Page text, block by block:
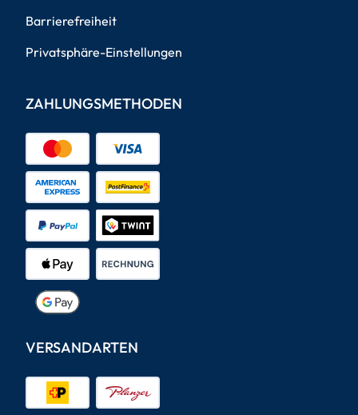
Barrierefreiheit
Privatsphäre-Einstellungen
ZAHLUNGSMETHODEN
VERSANDARTEN